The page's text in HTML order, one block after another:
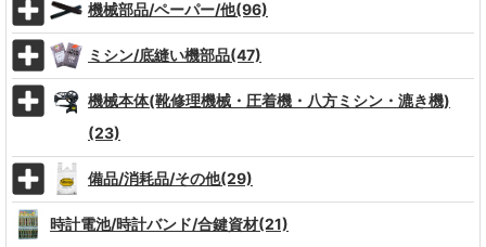
機械部品/ペーパー/他(96)
ミシン/底縫い機部品(47)
機械本体(靴修理機械・圧着機・八方ミシン・漉き機)
(23)
備品/消耗品/その他(29)
時計電池/時計バンド/合鍵資材(21)